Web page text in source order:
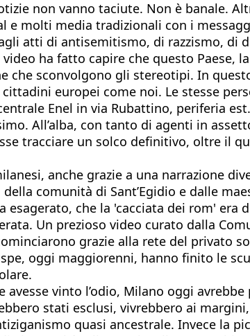
non vanno taciute. Non è banale.
e molti media tradizionali con i
atti di antisemitismo, di razzismo, di
ha fatto capire che questo Paese,
sconvolgono gli stereotipi. In
europei come noi. Le stesse
Enel in via Rubattino, periferia
All’alba, con tanto di agenti in
tracciare un solco definitivo, oltre il
anche grazie a una narrazione
comunità di Sant’Egidio e dalle
esagerato, che la 'cacciata dei rom'
Un prezioso video curato dalla
grazie alla rete del privato
oggi maggiorenni, hanno finito le
vinto l’odio, Milano oggi
stati esclusi, vivrebbero ai
quasi ancestrale. Invece la